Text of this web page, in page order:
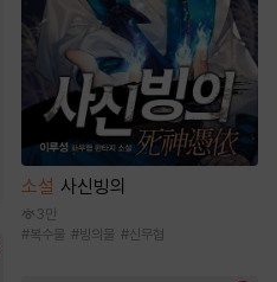
소설 사신빙의
3만
#복수물 #빙의물 #신무협